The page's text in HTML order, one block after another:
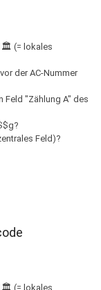
🏛 (= lokales
der AC-Nummer
Feld "Zählung A" des
Feld)?
🏛 (= lokales